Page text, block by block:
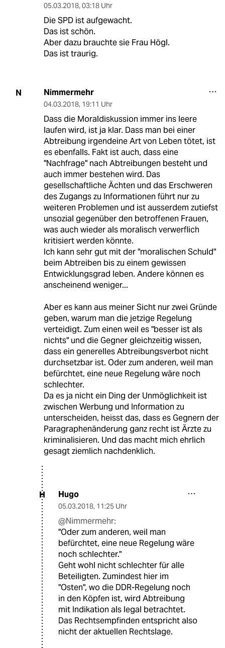
05.03.2018, 03:18 Uhr
Die SPD ist aufgewacht.
Das ist schön.
Aber dazu brauchte sie Frau Högl.
Das ist traurig.
N Nimmermehr
04.03.2018, 19:11 Uhr
Dass die Moraldiskussion immer ins leere
laufen wird, ist ja klar. Dass man bei einer
Abtreibung irgendeine Art von Leben tötet, ist
es ebenfalls. Fakt ist auch, dass eine
"Nachfrage" nach Abtreibungen besteht und
auch immer bestehen wird. Das
gesellschaftliche Ächten und das Erschweren
des Zugangs zu Informationen führt nur zu
weiteren Problemen und ist ausserdem zutiefst
unsozial gegenüber den betroffenen Frauen,
was auch wieder als moralisch verwerflich
kritisiert werden könnte.
Ich kann sehr gut mit der "moralischen Schuld"
beim Abtreiben bis zu einem gewissen
Entwicklungsgrad leben. Andere können es
anscheinend weniger...
Aber es kann aus meiner Sicht nur zwei Gründe
geben, warum man die jetzige Regelung
verteidigt. Zum einen weil es "besser ist als
nichts" und die Gegner gleichzeitig wissen,
dass ein generelles Abtreibungsverbot nicht
durchsetzbar ist. Oder zum anderen, weil man
befürchtet, eine neue Regelung wäre noch
schlechter.
Da es ja nicht ein Ding der Unmöglichkeit ist
zwischen Werbung und Information zu
unterscheiden, heisst das, dass es Gegnern der
Paragraphenänderung ganz recht ist Ärzte zu
kriminalisieren. Und das macht mich ehrlich
gesagt ziemlich nachdenklich.
H Hugo
05.03.2018, 11:25 Uhr
@Nimmermehr:
"Oder zum anderen, weil man
befürchtet, eine neue Regelung wäre
noch schlechter."
Geht wohl nicht schlechter für alle
Beteiligten. Zumindest hier im
"Osten", wo die DDR-Regelung noch
in den Köpfen ist, wird Abtreibung
mit Indikation als legal betrachtet.
Das Rechtsempfinden entspricht also
nicht der aktuellen Rechtslage.